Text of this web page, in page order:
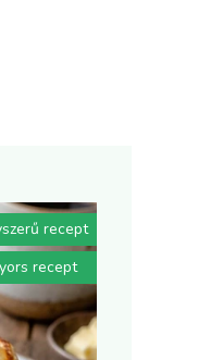
recept
recept